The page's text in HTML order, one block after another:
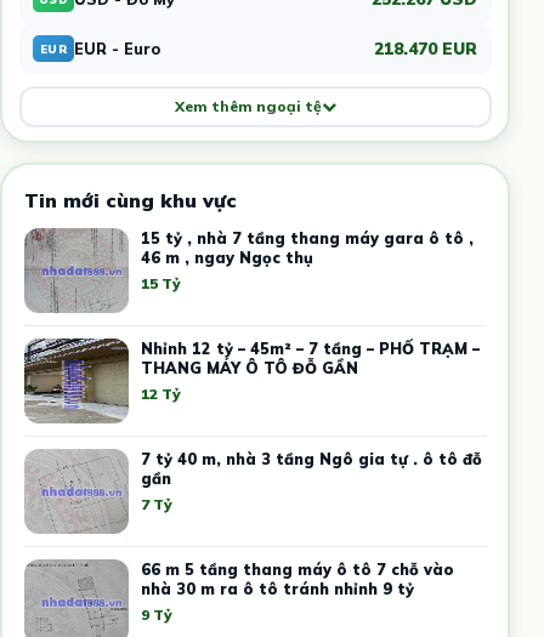
EUR EUR - Euro 218.470 EUR
Xem thêm ngoại tệ
Tin mới cùng khu vực
15 tỷ , nhà 7 tầng thang máy gara ô tô ,
46 m , ngay Ngọc thụ
15 Tỷ
Nhỉnh 12 tỷ – 45m² – 7 tầng – PHỐ TRẠM –
THANG MÁY Ô TÔ ĐỖ GẦN
12 Tỷ
7 tỷ 40 m, nhà 3 tầng Ngô gia tự . ô tô đỗ
gần
7 Tỷ
66 m 5 tầng thang máy ô tô 7 chỗ vào
nhà 30 m ra ô tô tránh nhỉnh 9 tỷ
9 Tỷ